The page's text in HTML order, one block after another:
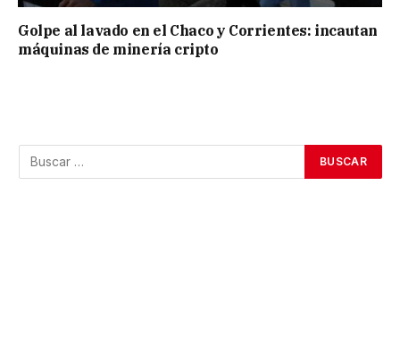
Golpe al lavado en el Chaco y Corrientes: incautan
máquinas de minería cripto